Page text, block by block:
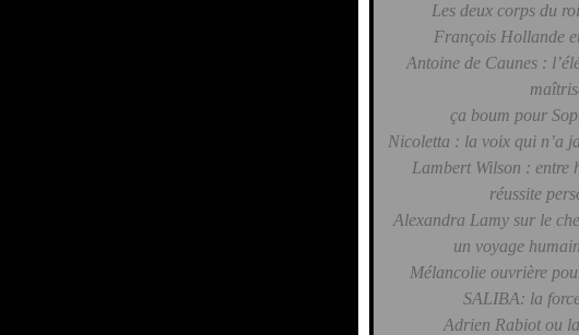
Les deux corps du
François Hollande
Antoine de Caunes :
ça boum pour
Nicoletta : la voix qui n’a
Lambert Wilson : entre
réussite
Alexandra Lamy sur le
un voyage
Mélancolie ouvrière
SALIBA: la
Adrien Rabiot ou